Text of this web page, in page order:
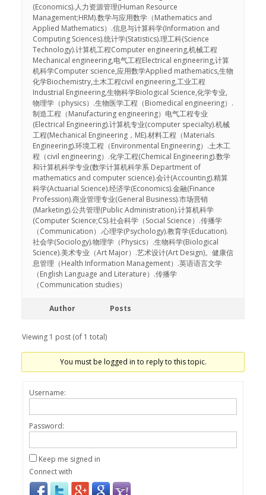
(Economics).人力资源管理(Human Resource
Management;HRM).数学与应用数学（Mathematics and
Applied Mathematics）.信息与计算科学(Information and
Computing Sciences).统计学(Statistics).理工科(Science
Technology).计算机工程Computer engineering,机械工程
Mechanical engineering,电气工程Electrical engineering,计算
机科学Computer science,应用数学Applied mathematics,生物
化学Biochemistry,土木工程civil engineering,工业工程
Industrial Engineering,生物科学Biological Science,化学专业,
物理学（physics）.生物医学工程（Biomedical engineering）.
制造工程（Manufacturing engineering）电气工程专业
(Electrical Engineering).计算机专业(computer specialty).机械
工程(Mechanical Engineering，ME).材料工程（Materials
Engineering).环境工程（Environmental Engineering）.土木工
程（civil engineering）.化学工程(Chemical Engineering).数学
和计算机科学专业(数学计算机科学系 Department of
mathematics and computer science).会计(Accounting).精算
科学(Actuarial Science).经济学(Economics).金融(Finance
Profession).商业管理专业(General Business).市场营销
(Marketing).公共管理(Public Administration).计算机科学
(Computer Science;CS).社会科学（Social Science）.传播学
（Communication）.心理学(Psychology).教育学(Education).
社会学(Sociology).物理学（Physics）.生物科学(Biological
Science).美术专业（Art Major）.艺术设计(Art Design)。健康信
息管理（Health Information Management）.英语语言文学
（English Language and Literature）.传播学
（Communication studies）
Author Posts
Viewing 1 post (of 1 total)
You must be logged in to reply to this topic.
Username:
Password:
Keep me signed in
Connect with